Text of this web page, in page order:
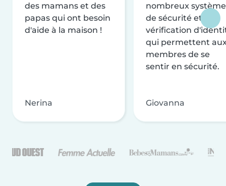
des mamans et des
papas qui ont besoin
d'aide à la maison !
Nerina
nombreux
de sécurité et de
vérification
qui permettent
membres de se
sentir en sécurité.
Giovanna